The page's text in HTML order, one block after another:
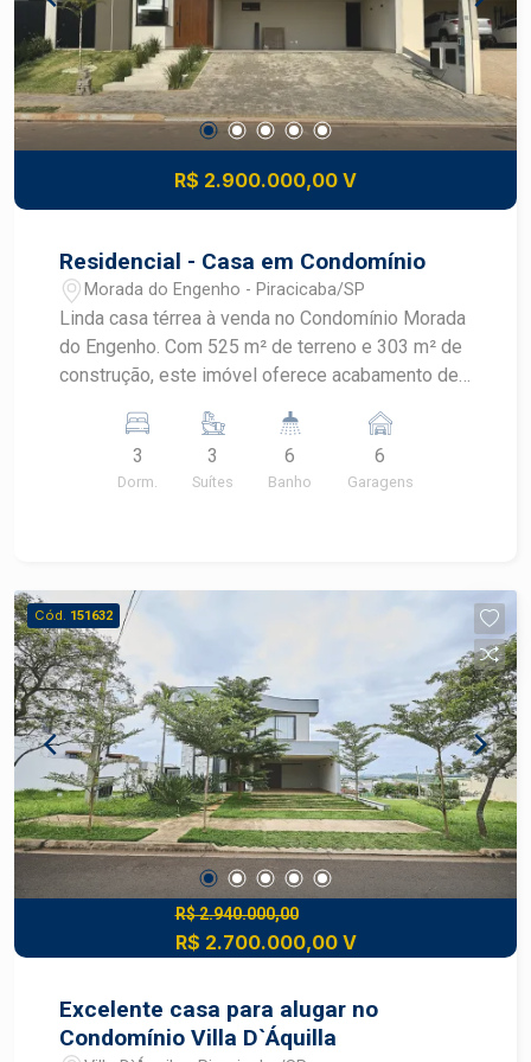
vagas de garagem e aceita financiamento.
Agende já a sua visita!
R$ 2.900.000,00 V
Residencial - Casa em Condomínio
Morada do Engenho - Piracicaba/SP
Linda casa térrea à venda no Condomínio Morada
do Engenho. Com 525 m² de terreno e 303 m² de
construção, este imóvel oferece acabamento de
é integrada à cozinha, criando um ambiente
perfeito para momentos de convivência com
familiares e amigos. A área gourmet, equipada
preparadas para receber closet, proporcionando
funcionalidade e privacidade. No andar superior,
um amplo mezanino com banheiro pode ser
adaptado conforme suas necessidades, seja
como escritório, dormitório (suíte), sala de TV,
academia, brinquedoteca ou outro ambiente que
desejar. Não perca a oportunidade de morar bem!
Agende já a sua visita.
3
Dorm.
3
Suítes
6
Banho
6
Garagens
Cód. 151632
R$ 2.940.000,00
R$ 2.700.000,00 V
Excelente casa para alugar no
Condomínio Villa D`Áquilla